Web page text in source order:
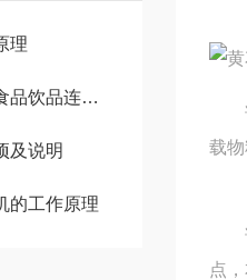
理
杀菌工艺全解析
及说明
的工作原理
该
载
该
点